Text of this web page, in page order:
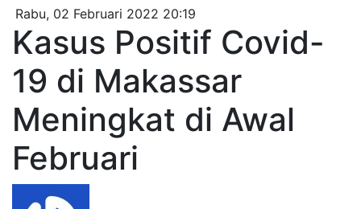
Rabu, 02 Februari 2022 20:19
Kasus Positif Covid-
19 di Makassar
Meningkat di Awal
Februari